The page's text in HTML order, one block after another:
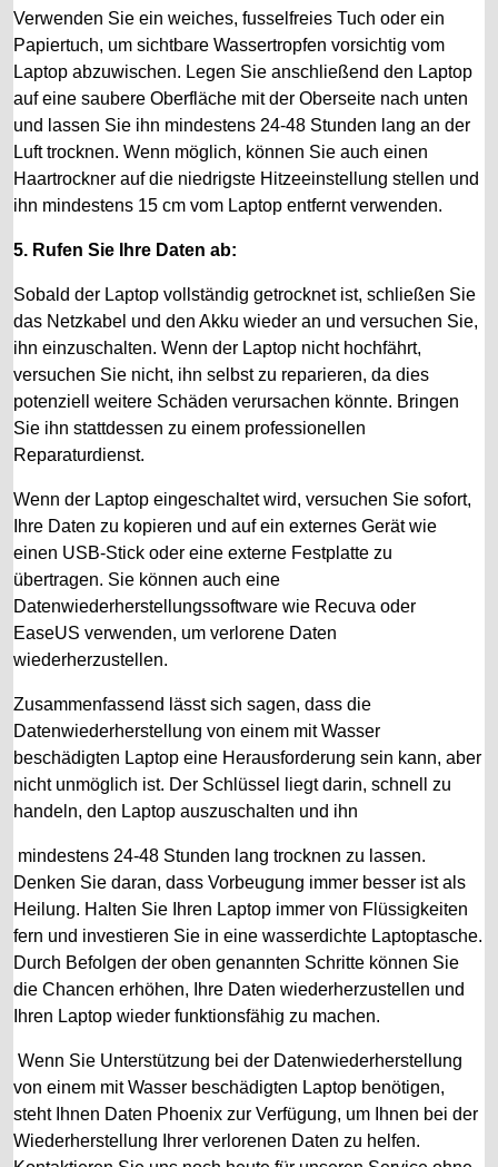
Verwenden Sie ein weiches, fusselfreies Tuch oder ein
Papiertuch, um sichtbare Wassertropfen vorsichtig vom
Laptop abzuwischen. Legen Sie anschließend den Laptop
auf eine saubere Oberfläche mit der Oberseite nach unten
und lassen Sie ihn mindestens 24-48 Stunden lang an der
Luft trocknen. Wenn möglich, können Sie auch einen
Haartrockner auf die niedrigste Hitzeeinstellung stellen und
ihn mindestens 15 cm vom Laptop entfernt verwenden.
5. Rufen Sie Ihre Daten ab:
Sobald der Laptop vollständig getrocknet ist, schließen Sie
das Netzkabel und den Akku wieder an und versuchen Sie,
ihn einzuschalten. Wenn der Laptop nicht hochfährt,
versuchen Sie nicht, ihn selbst zu reparieren, da dies
potenziell weitere Schäden verursachen könnte. Bringen
Sie ihn stattdessen zu einem professionellen
Reparaturdienst.
Wenn der Laptop eingeschaltet wird, versuchen Sie sofort,
Ihre Daten zu kopieren und auf ein externes Gerät wie
einen USB-Stick oder eine externe Festplatte zu
übertragen. Sie können auch eine
Datenwiederherstellungssoftware wie Recuva oder
EaseUS verwenden, um verlorene Daten
wiederherzustellen.
Zusammenfassend lässt sich sagen, dass die
Datenwiederherstellung von einem mit Wasser
beschädigten Laptop eine Herausforderung sein kann, aber
nicht unmöglich ist. Der Schlüssel liegt darin, schnell zu
handeln, den Laptop auszuschalten und ihn
mindestens 24-48 Stunden lang trocknen zu lassen.
Denken Sie daran, dass Vorbeugung immer besser ist als
Heilung. Halten Sie Ihren Laptop immer von Flüssigkeiten
fern und investieren Sie in eine wasserdichte Laptoptasche.
Durch Befolgen der oben genannten Schritte können Sie
die Chancen erhöhen, Ihre Daten wiederherzustellen und
Ihren Laptop wieder funktionsfähig zu machen.
Wenn Sie Unterstützung bei der Datenwiederherstellung
von einem mit Wasser beschädigten Laptop benötigen,
steht Ihnen Daten Phoenix zur Verfügung, um Ihnen bei der
Wiederherstellung Ihrer verlorenen Daten zu helfen.